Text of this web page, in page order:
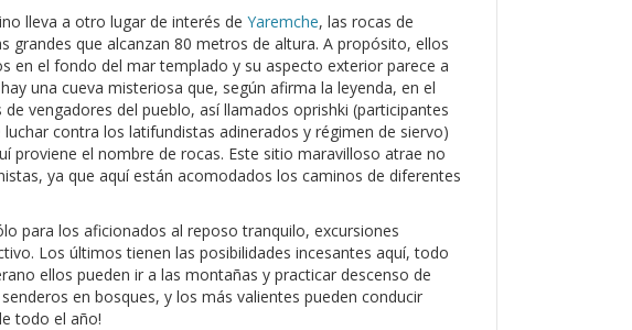
lleva a otro lugar de interés de Yaremche, las rocas de
grandes que alcanzan 80 metros de altura. A propósito, ellos
en el fondo del mar templado y su aspecto exterior parece a
una cueva misteriosa que, según afirma la leyenda, en el
vengadores del pueblo, así llamados oprishki (participantes
contra los latifundistas adinerados y régimen de siervo)
proviene el nombre de rocas. Este sitio maravilloso atrae no
ya que aquí están acomodados los caminos de diferentes
para los aficionados al reposo tranquilo, excursiones
Los últimos tienen las posibilidades incesantes aquí, todo
ellos pueden ir a las montañas y practicar descenso de
en bosques, y los más valientes pueden conducir
todo el año!